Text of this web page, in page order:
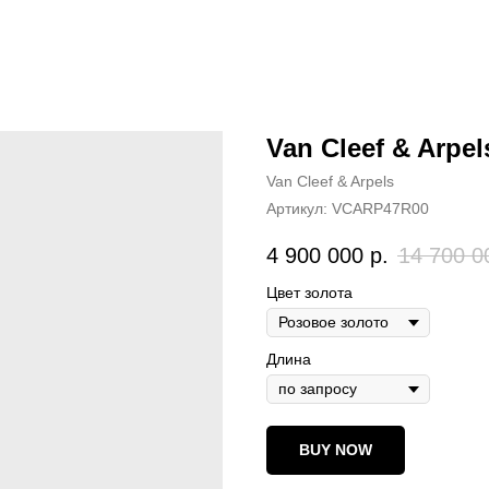
Van Cleef &
Van Cleef & Arpels
Артикул: VCARP47R00
4 900 000 р. 14 700
Цвет золота
Длина
BUY NOW